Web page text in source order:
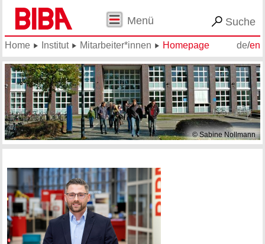
Menü Suche
de/en
Home Institut Mitarbeiter*innen Homepage
© Sabine Nollmann